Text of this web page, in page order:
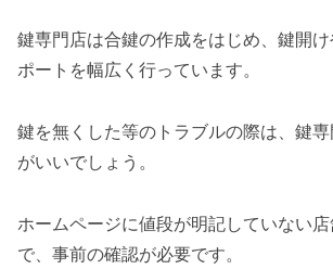
鍵専門店は合鍵の作成をはじめ、鍵開
ポートを幅広く行っています。
鍵を無くした等のトラブルの際は、鍵
がいいでしょう。
ホームページに値段が明記していない
で、事前の確認が必要です。